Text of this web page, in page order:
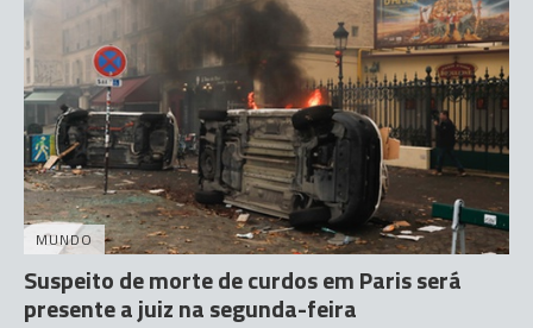
MUNDO
Suspeito de morte de curdos em Paris será
presente a juiz na segunda-feira